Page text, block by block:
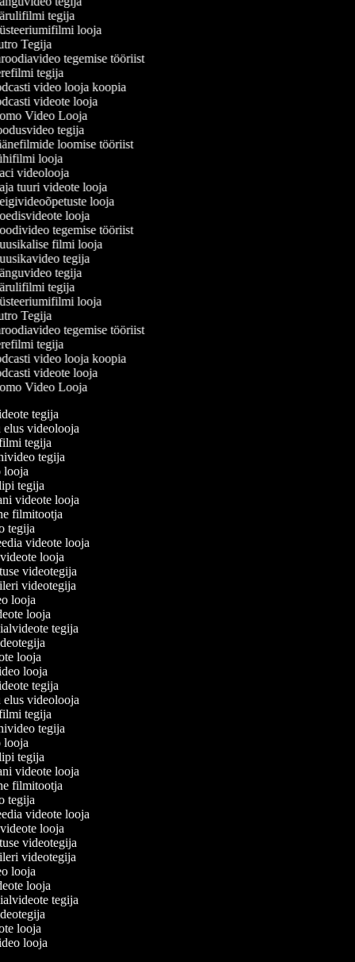
tegija
looja
Tegija
tegemise tööriist
tegija
video looja koopia
videote looja
Video Looja
tegija
loomise tööriist
looja
videolooja
tuuri videote looja
looja
looja
tegemise tööriist
filmi looja
tegija
tegija
tegija
looja
Tegija
tegemise tööriist
tegija
video looja koopia
videote looja
Video Looja
tegija
elus videolooja
tegija
tegija
looja
tegija
videote looja
filmitootja
tegija
videote looja
looja
videotegija
videotegija
looja
looja
tegija
looja
looja
tegija
elus videolooja
tegija
tegija
looja
tegija
videote looja
filmitootja
tegija
videote looja
looja
videotegija
videotegija
looja
looja
tegija
looja
looja